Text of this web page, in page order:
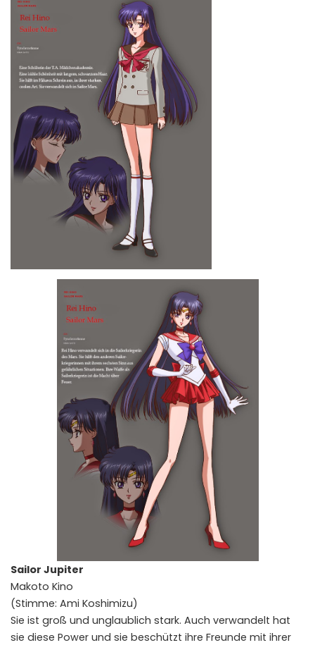
Sailor Jupiter
Makoto Kino
(Stimme: Ami Koshimizu)
Sie ist groß und unglaublich stark. Auch verwandelt hat
sie diese Power und sie beschützt ihre Freunde mit ihrer